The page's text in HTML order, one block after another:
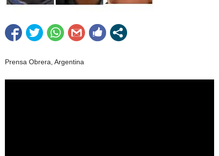
Prensa Obrera, Argentina